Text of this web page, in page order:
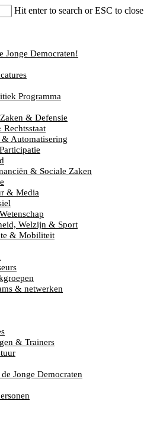
Hit enter to search or ESC to close
Jonge Democraten!
Programma
& Defensie
Automatisering
& Sociale Zaken
& Media
Welzijn & Sport
& Mobiliteit
& netwerken
& Trainers
Jonge Democraten